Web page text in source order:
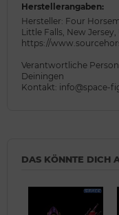
Herstellerangaben:
Hersteller: Four
Little Falls, New Jersey,
https://
Verantwortliche
Deiningen
Kontakt: info@space-
DAS KÖNNTE DICH